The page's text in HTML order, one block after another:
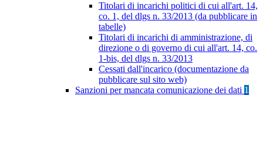
Titolari di incarichi politici di cui all'art. 14,
co. 1, del dlgs n. 33/2013 (da pubblicare in
tabelle)
Titolari di incarichi di amministrazione, di
direzione o di governo di cui all'art. 14, co.
1-bis, del dlgs n. 33/2013
Cessati dall'incarico (documentazione da
pubblicare sul sito web)
Sanzioni per mancata comunicazione dei dati 1